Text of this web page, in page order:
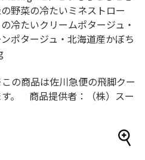
野菜の冷たいミネストロー
冷たいクリームポタージュ・
ポタージュ・北海道産かぼち
商品は佐川急便の飛脚クー
。 商品提供者：（株）スー